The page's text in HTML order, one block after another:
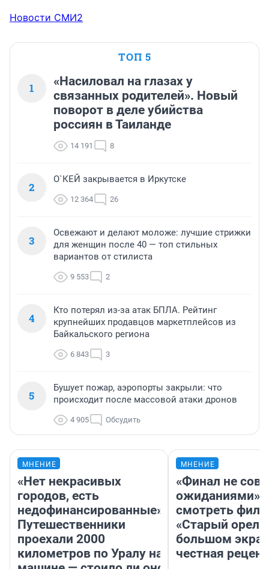
Новости СМИ2
ТОП 5
1
«Насиловал на глазах у
связанных родителей». Новый
поворот в деле убийства
россиян в Таиланде
14 191 8
2
О`КЕЙ закрывается в Иркутске
12 364 26
3
Освежают и делают моложе: лучшие стрижки
для женщин после 40 — топ стильных
вариантов от стилиста
9 553 2
4
Кто потерял из-за атак БПЛА. Рейтинг
крупнейших продавцов маркетплейсов из
Байкальского региона
6 843 3
5
Бушует пожар, аэропорты закрыли: что
происходит после массовой атаки дронов
4 905 Обсудить
МНЕНИЕ
«Нет некрасивых
городов, есть
недофинансированные».
Путешественники
проехали 2000
километров по Уралу на
МНЕНИЕ
«Финал не
ожиданиями»:
смотреть
«Старый орел»
большом
честная